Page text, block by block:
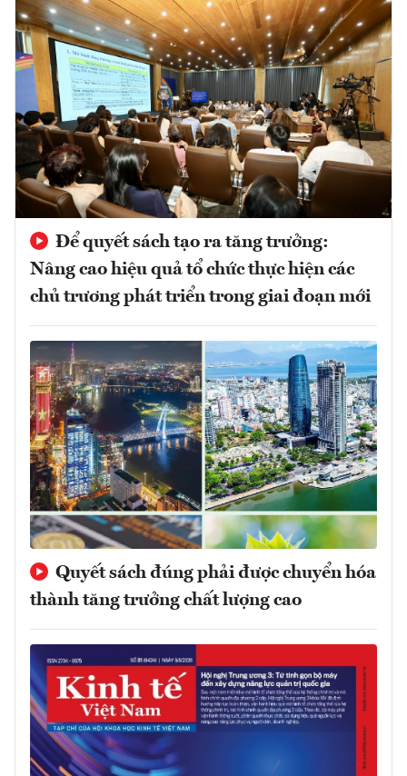
Để quyết sách tạo ra tăng trưởng:
Nâng cao hiệu quả tổ chức thực hiện các
chủ trương phát triển trong giai đoạn mới
Quyết sách đúng phải được chuyển hóa
thành tăng trưởng chất lượng cao